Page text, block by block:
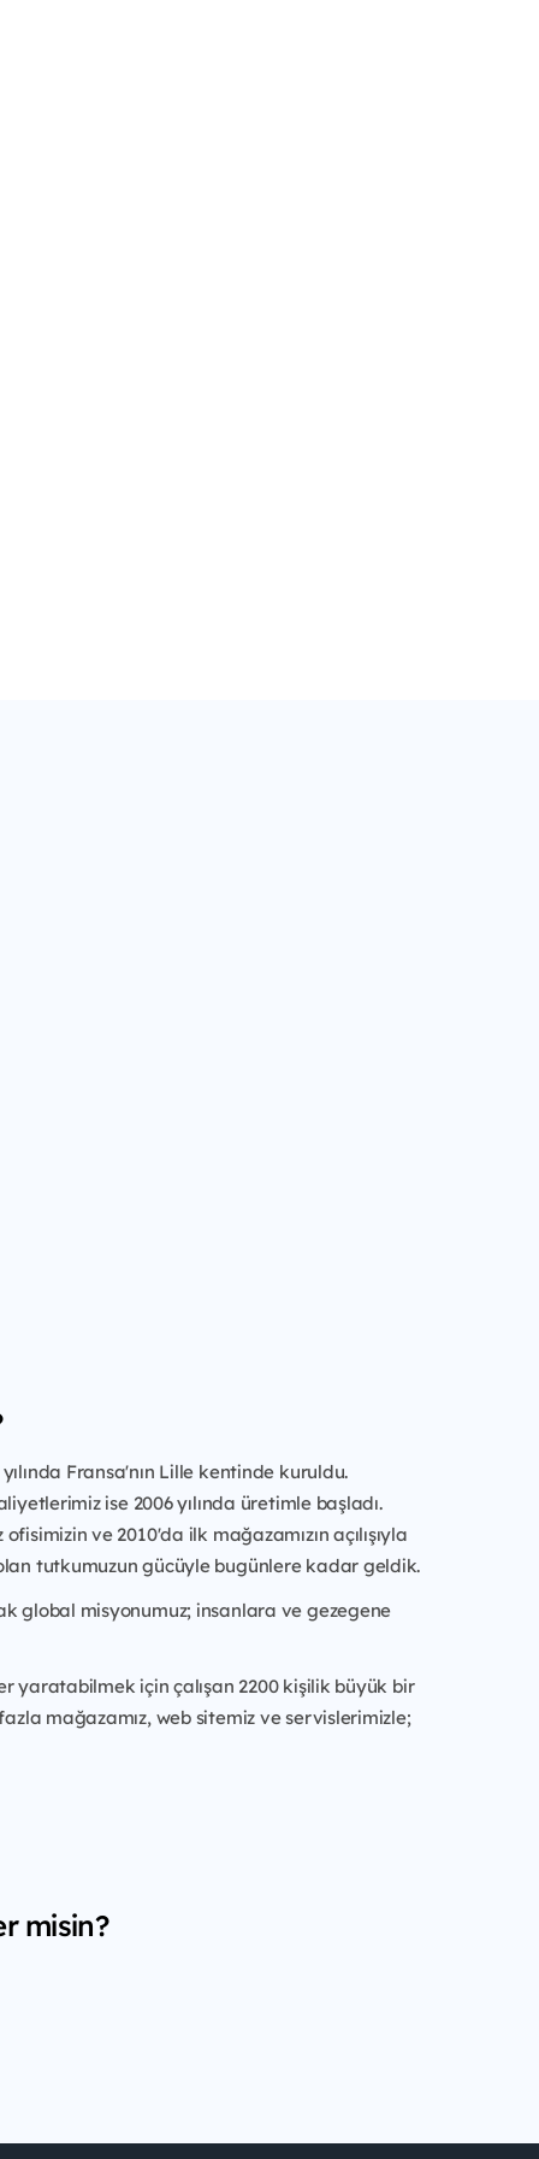
Fransa'nın Lille kentinde kuruldu.
ise 2006 yılında üretimle başladı.
ve 2010'da ilk mağazamızın açılışıyla
tutkumuzun gücüyle bugünlere kadar geldik.
global misyonumuz; insanlara ve gezegene
yaratabilmek için çalışan 2200 kişilik büyük bir
mağazamız, web sitemiz ve servislerimizle;
misin?